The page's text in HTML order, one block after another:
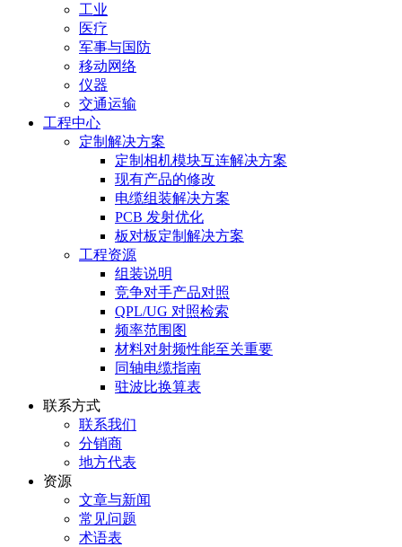
工业
医疗
军事与国防
移动网络
仪器
交通运输
工程中心
定制解决方案
定制相机模块互连解决方案
现有产品的修改
电缆组装解决方案
PCB 发射优化
板对板定制解决方案
工程资源
组装说明
竞争对手产品对照
QPL/UG 对照检索
频率范围图
材料对射频性能至关重要
同轴电缆指南
驻波比换算表
联系方式
联系我们
分销商
地方代表
资源
文章与新闻
常见问题
术语表